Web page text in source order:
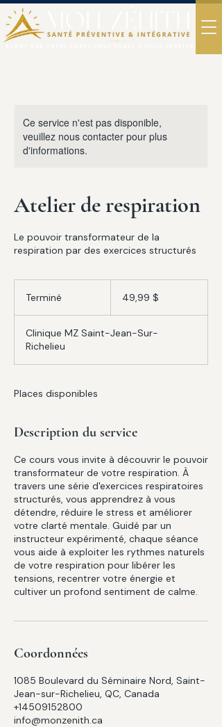
Ce service n'est pas disponible,
veuillez nous contacter pour plus
d'informations.
Atelier de respiration
Le pouvoir transformateur de la
respiration par des exercices structurés
Terminé
m
i
n
49,99 $
Clinique MZ Saint-Jean-Sur-
Richelieu
Places disponibles
Description du service
Ce cours vous invite à découvrir le pouvoir
transformateur de votre respiration. À
travers une série d'exercices respiratoires
structurés, vous apprendrez à vous
détendre, réduire le stress et améliorer
votre clarté mentale. Guidé par un
instructeur expérimenté, chaque séance
vous aide à exploiter les rythmes naturels
de votre respiration pour libérer les
tensions, recentrer votre énergie et
cultiver un profond sentiment de calme.
Coordonnées
1085 Boulevard du Séminaire Nord, Saint-
Jean-sur-Richelieu, QC, Canada
+14509152800
info@monzenith.ca